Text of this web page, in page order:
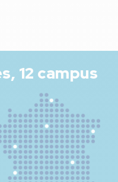
12 campus